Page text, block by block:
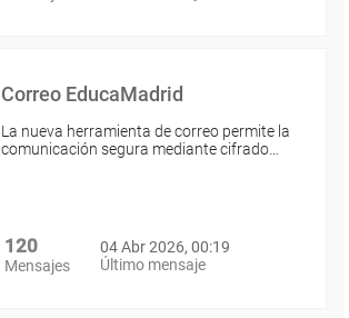
Correo EducaMadrid
La nueva herramienta de correo permite la
comunicación segura mediante cifrado…
120
Mensajes
04 Abr 2026, 00:19
Último mensaje